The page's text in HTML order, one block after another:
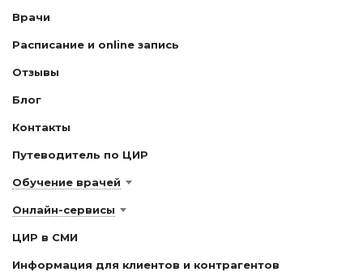
Врачи
Расписание и online запись
Отзывы
Блог
Контакты
Путеводитель по ЦИР
Обучение врачей
Онлайн-сервисы
ЦИР в СМИ
Информация для клиентов и контрагентов